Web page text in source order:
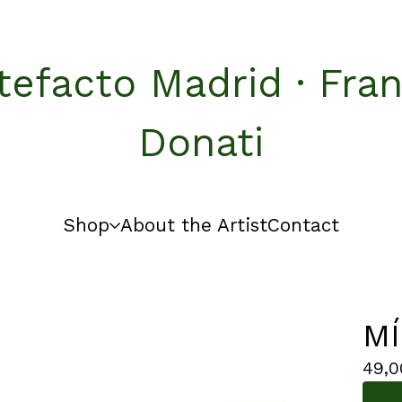
Madrid ·
Donati
Shop About the ArtistContact